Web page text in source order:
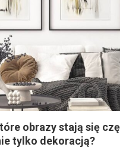
obrazy stają się
tylko dekoracją?